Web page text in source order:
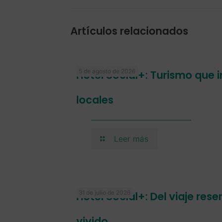
Artículos relacionados
5 de agosto de 2026
Hotel Social+: Turismo que
locales
Leer más
31 de julio de 2026
Hotel Social+: Del viaje